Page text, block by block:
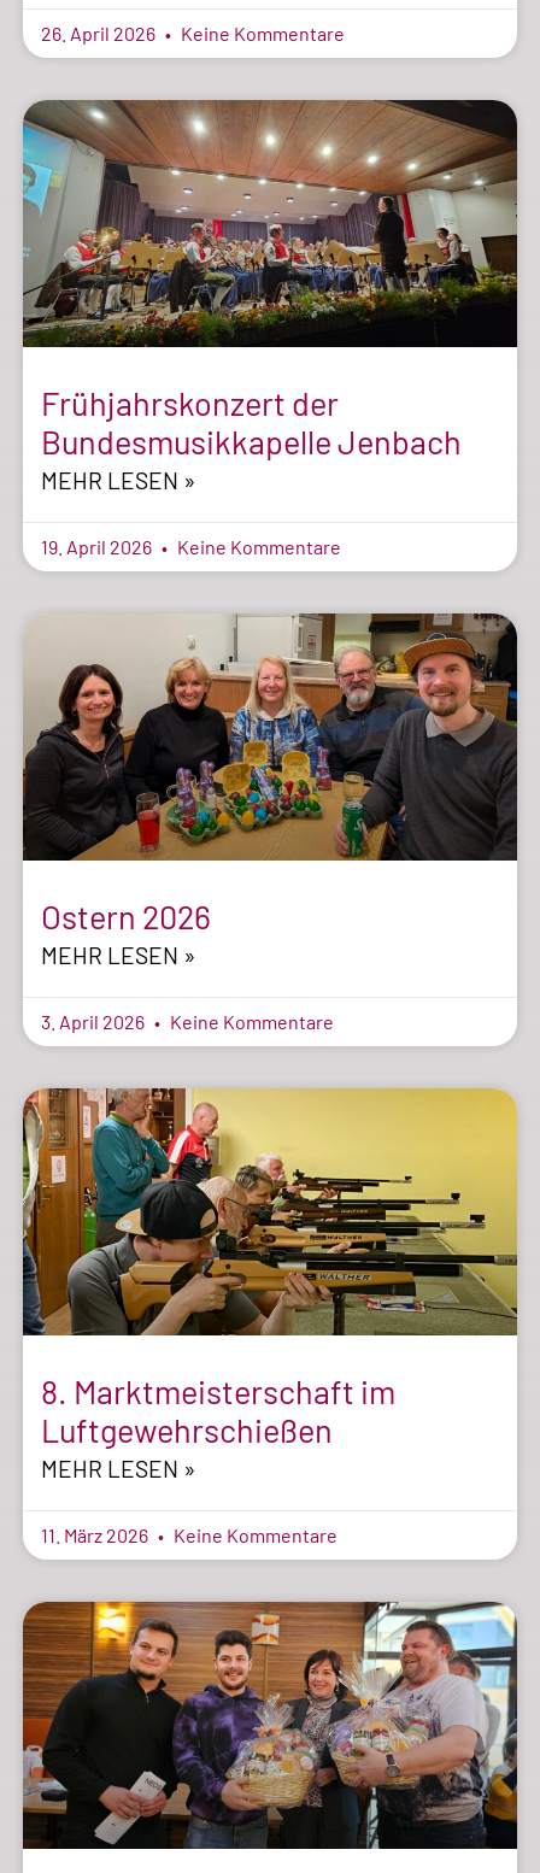
26. April 2026 Keine Kommentare
Frühjahrskonzert der
Bundesmusikkapelle Jenbach
MEHR LESEN »
19. April 2026 Keine Kommentare
Ostern 2026
MEHR LESEN »
3. April 2026 Keine Kommentare
8. Marktmeisterschaft im
Luftgewehrschießen
MEHR LESEN »
11. März 2026 Keine Kommentare